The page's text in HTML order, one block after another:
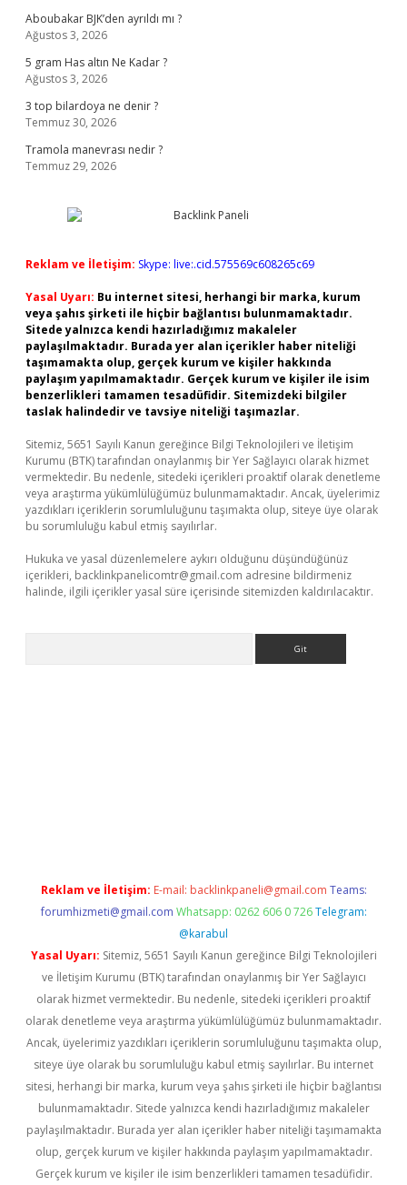
Aboubakar BJK’den ayrıldı mı ?
Ağustos 3, 2026
5 gram Has altın Ne Kadar ?
Ağustos 3, 2026
3 top bilardoya ne denir ?
Temmuz 30, 2026
Tramola manevrası nedir ?
Temmuz 29, 2026
Reklam ve İletişim: Skype: live:.cid.575569c608265c69
Yasal Uyarı: Bu internet sitesi, herhangi bir marka, kurum
veya şahıs şirketi ile hiçbir bağlantısı bulunmamaktadır.
Sitede yalnızca kendi hazırladığımız makaleler
paylaşılmaktadır. Burada yer alan içerikler haber niteliği
taşımamakta olup, gerçek kurum ve kişiler hakkında
paylaşım yapılmamaktadır. Gerçek kurum ve kişiler ile isim
benzerlikleri tamamen tesadüfidir. Sitemizdeki bilgiler
taslak halindedir ve tavsiye niteliği taşımazlar.
Sitemiz, 5651 Sayılı Kanun gereğince Bilgi Teknolojileri ve İletişim
Kurumu (BTK) tarafından onaylanmış bir Yer Sağlayıcı olarak hizmet
vermektedir. Bu nedenle, sitedeki içerikleri proaktif olarak denetleme
veya araştırma yükümlülüğümüz bulunmamaktadır. Ancak, üyelerimiz
yazdıkları içeriklerin sorumluluğunu taşımakta olup, siteye üye olarak
bu sorumluluğu kabul etmiş sayılırlar.
Hukuka ve yasal düzenlemelere aykırı olduğunu düşündüğünüz
içerikleri, backlinkpanelicomtr@gmail.com adresine bildirmeniz
halinde, ilgili içerikler yasal süre içerisinde sitemizden kaldırılacaktır.
Reklam ve İletişim: E-mail: backlinkpaneli@gmail.com Teams:
forumhizmeti@gmail.com Whatsapp: 0262 606 0 726 Telegram:
@karabul
Yasal Uyarı: Sitemiz, 5651 Sayılı Kanun gereğince Bilgi Teknolojileri
ve İletişim Kurumu (BTK) tarafından onaylanmış bir Yer Sağlayıcı
olarak hizmet vermektedir. Bu nedenle, sitedeki içerikleri proaktif
olarak denetleme veya araştırma yükümlülüğümüz bulunmamaktadır.
Ancak, üyelerimiz yazdıkları içeriklerin sorumluluğunu taşımakta olup,
siteye üye olarak bu sorumluluğu kabul etmiş sayılırlar. Bu internet
sitesi, herhangi bir marka, kurum veya şahıs şirketi ile hiçbir bağlantısı
bulunmamaktadır. Sitede yalnızca kendi hazırladığımız makaleler
paylaşılmaktadır. Burada yer alan içerikler haber niteliği taşımamakta
olup, gerçek kurum ve kişiler hakkında paylaşım yapılmamaktadır.
Gerçek kurum ve kişiler ile isim benzerlikleri tamamen tesadüfidir.